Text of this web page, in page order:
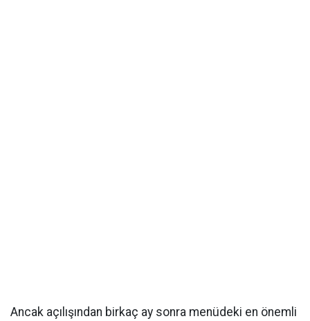
Ancak açılışından birkaç ay sonra menüdeki en önemli